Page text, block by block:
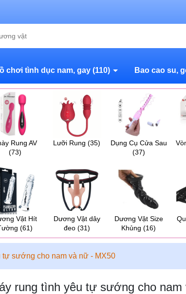
chơi tình dục nam, gay (110) Bao cao su,
Rung AV
(73)
Lưỡi Rung (35)
Dụng Cụ Cửa Sau
(37)
Vật Hít
(61)
Dương Vật dây
đeo (31)
Dương Vật Size
Khủng (16)
tự sướng cho nam và nữ - MX50
rung tình yêu tự sướng cho nam